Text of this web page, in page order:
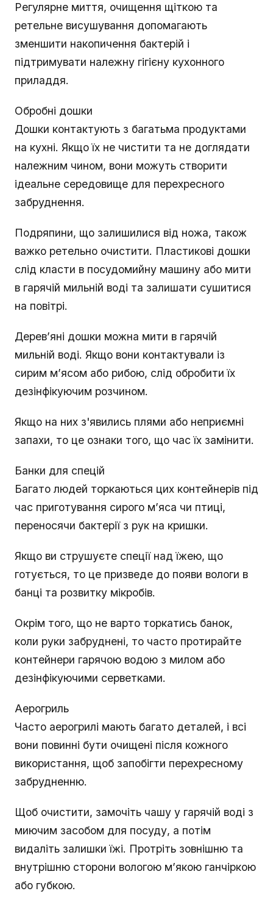
Регулярне миття, очищення щіткою та
ретельне висушування допомагають
зменшити накопичення бактерій і
підтримувати належну гігієну кухонного
приладдя.
Обробні дошки
Дошки контактують з багатьма продуктами
на кухні. Якщо їх не чистити та не доглядати
належним чином, вони можуть створити
ідеальне середовище для перехресного
забруднення.
Подряпини, що залишилися від ножа, також
важко ретельно очистити. Пластикові дошки
слід класти в посудомийну машину або мити
в гарячій мильній воді та залишати сушитися
на повітрі.
Дерев’яні дошки можна мити в гарячій
мильній воді. Якщо вони контактували із
сирим м’ясом або рибою, слід обробити їх
дезінфікуючим розчином.
Якщо на них з'явились плями або неприємні
запахи, то це ознаки того, що час їх замінити.
Банки для спецій
Багато людей торкаються цих контейнерів під
час приготування сирого м’яса чи птиці,
переносячи бактерії з рук на кришки.
Якщо ви струшуєте спеції над їжею, що
готується, то це призведе до появи вологи в
банці та розвитку мікробів.
Окрім того, що не варто торкатись банок,
коли руки забруднені, то часто протирайте
контейнери гарячою водою з милом або
дезінфікуючими серветками.
Аерогриль
Часто аерогрилі мають багато деталей, і всі
вони повинні бути очищені після кожного
використання, щоб запобігти перехресному
забрудненню.
Щоб очистити, замочіть чашу у гарячій воді з
миючим засобом для посуду, а потім
видаліть залишки їжі. Протріть зовнішню та
внутрішню сторони вологою м’якою ганчіркою
або губкою.